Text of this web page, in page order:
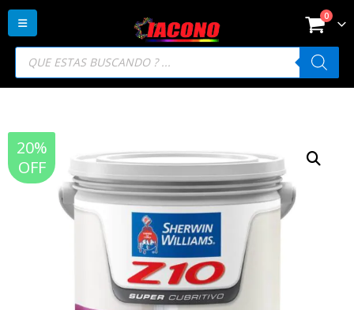
Búsqueda
productos
0
20%
OFF